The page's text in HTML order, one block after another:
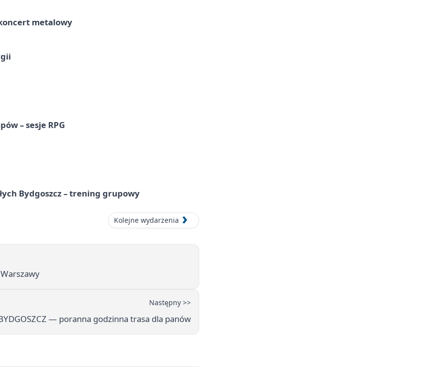
metalowy
– sesje RPG
Bydgoszcz – trening grupowy
Kolejne wydarzenia
Następny >>
— poranna godzinna trasa dla panów